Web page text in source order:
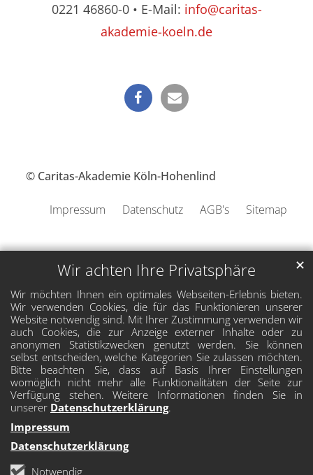
Wir achten Ihre Privatsphäre
Wir möchten Ihnen ein optimales Webseiten-Erlebnis bieten.
Wir verwenden Cookies, die für das Funktionieren unserer
Website notwendig sind. Mit Ihrer Zustimmung verwenden wir
auch Cookies, die zur Anzeige externer Inhalte oder zu
anonymen Statistikzwecken genutzt werden. Sie können
selbst entscheiden, welche Kategorien Sie zulassen möchten.
Bitte beachten Sie, dass auf Basis Ihrer Einstellungen
womöglich nicht mehr alle Funktionalitäten der Seite zur
Verfügung stehen. Weitere Informationen finden Sie in
unserer Datenschutzerklärung.
Notwendig
✕
Impressum
Datenschutzerklärung
0221 46860-0 • E-Mail: info@caritas-
akademie-koeln.de
© Caritas-Akademie Köln-Hohenlind
Impressum Datenschutz AGB's Sitemap